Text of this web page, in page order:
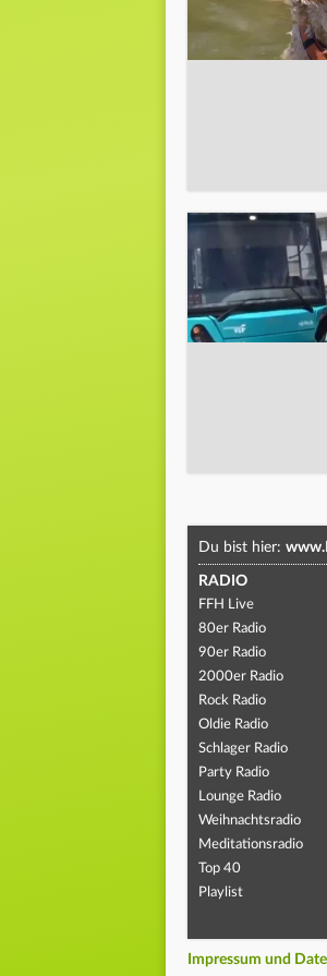
Du bist hier:
RADIO
FFH Live
80er Radio
90er Radio
2000er Radio
Rock Radio
Oldie Radio
Schlager Radio
Party Radio
Lounge Radio
Weihnachtsradio
Meditationsradio
Top 40
Playlist
Impressum und